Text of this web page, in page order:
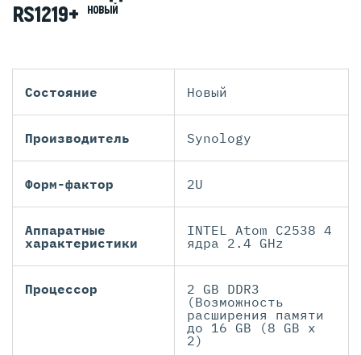
RS1219+
НОВЫЙ
Состояние Новый
Производитель Synology
Форм-фактор 2U
Аппаратные
характеристики
INTEL Atom C2538 4
ядра 2.4 GHz
Процессор
2 GB DDR3
(Возможность
расширения памяти
дo 16 GB (8 GB x
2)